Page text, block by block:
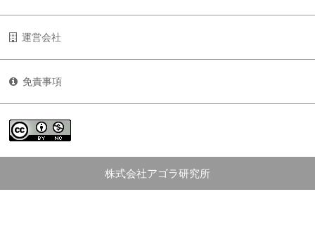
運営会社
免責事項
株式会社アゴラ研究所